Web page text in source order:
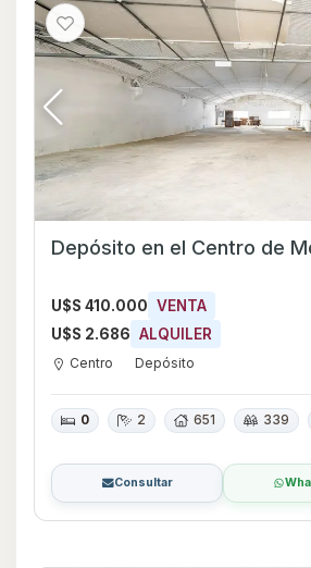
Depósito en el Centro de
U$S 410.000 VENTA
U$S 2.686 ALQUILER
Centro Depósito
0 2 651 339
Consultar